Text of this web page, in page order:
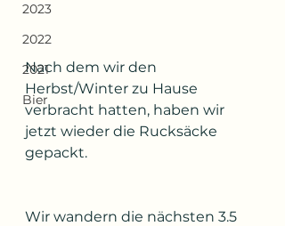
2023
2022
2021
Bier
Nach dem wir den
Herbst/Winter zu Hause
verbracht hatten, haben wir
jetzt wieder die Rucksäcke
gepackt.
Wir wandern die nächsten 3.5